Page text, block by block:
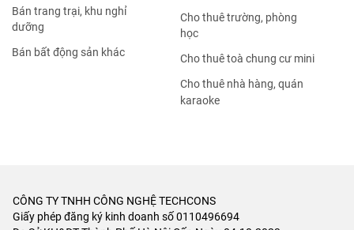
Bán trang trại, khu nghỉ
dưỡng
Bán bất động sản khác
Cho thuê trường, phòng
học
Cho thuê toà chung cư mini
Cho thuê nhà hàng, quán
karaoke
CÔNG TY TNHH CÔNG NGHỆ TECHCONS
Giấy phép đăng ký kinh doanh số 0110496694